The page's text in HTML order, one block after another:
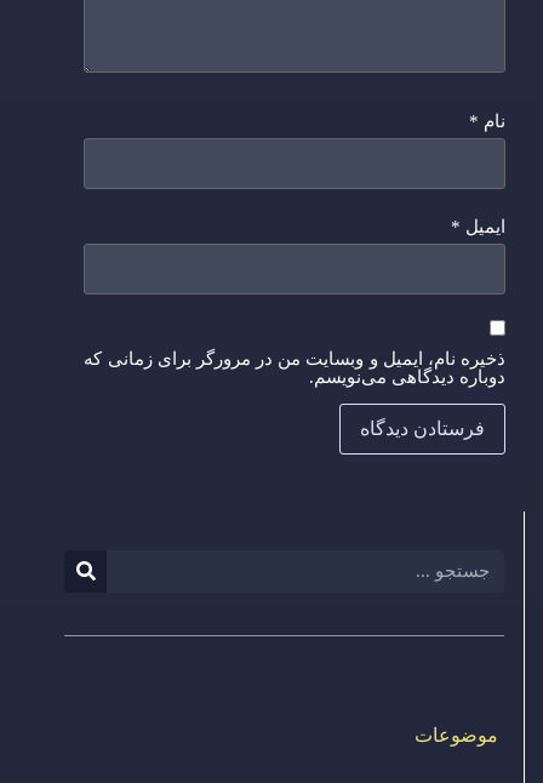
نام *
ایمیل *
ذخیره نام، ایمیل و وبسایت من در مرورگر برای زمانی که
دوباره دیدگاهی می‌نویسم.
موضوعات